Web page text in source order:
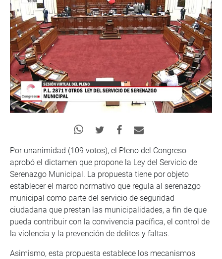
Por unanimidad (109 votos), el Pleno del Congreso
aprobó el dictamen que propone la Ley del Servicio de
Serenazgo Municipal. La propuesta tiene por objeto
establecer el marco normativo que regula al serenazgo
municipal como parte del servicio de seguridad
ciudadana que prestan las municipalidades, a fin de que
pueda contribuir con la convivencia pacífica, el control de
la violencia y la prevención de delitos y faltas.
Asimismo, esta propuesta establece los mecanismos